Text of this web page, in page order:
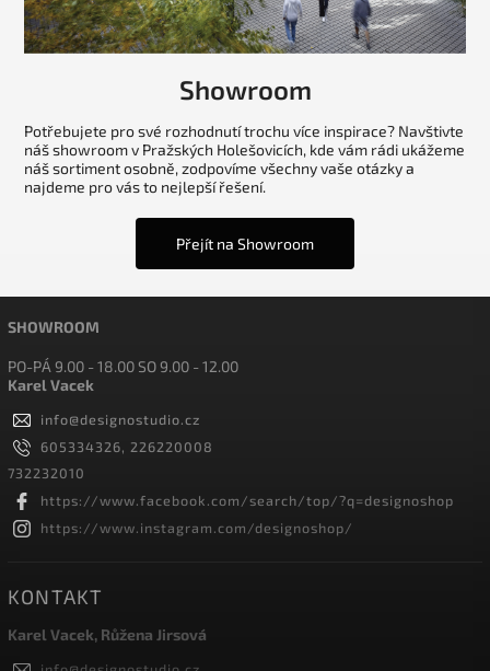
Showroom
Potřebujete pro své rozhodnutí trochu více inspirace? Navštivte
náš showroom v Pražských Holešovicích, kde vám rádi ukážeme
náš sortiment osobně, zodpovíme všechny vaše otázky a
najdeme pro vás to nejlepší řešení.
Přejít na Showroom
SHOWROOM
PO-PÁ 9.00 - 18.00 SO 9.00 - 12.00
Karel Vacek
info@designostudio.cz
605334326, 226220008
732232010
https://www.facebook.com/search/top/?q=designoshop
https://www.instagram.com/designoshop/
KONTAKT
Karel Vacek, Růžena Jirsová